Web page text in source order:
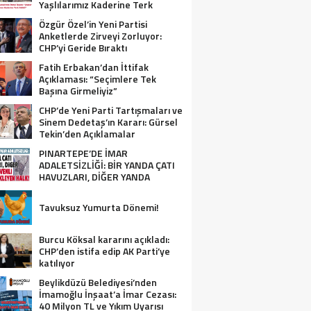
Yaşlılarımız Kaderine Terk
Edildi!”
Özgür Özel’in Yeni Partisi
Anketlerde Zirveyi Zorluyor:
CHP’yi Geride Bıraktı
Fatih Erbakan’dan İttifak
Açıklaması: “Seçimlere Tek
Başına Girmeliyiz”
CHP’de Yeni Parti Tartışmaları ve
Sinem Dedetaş’ın Kararı: Gürsel
Tekin’den Açıklamalar
PINARTEPE’DE İMAR
ADALETSİZLİĞİ: BİR YANDA ÇATI
HAVUZLARI, DİĞER YANDA
Tavuksuz Yumurta Dönemi!
Burcu Köksal kararını açıkladı:
CHP’den istifa edip AK Parti’ye
katılıyor
Beylikdüzü Belediyesi’nden
İmamoğlu İnşaat’a İmar Cezası:
40 Milyon TL ve Yıkım Uyarısı